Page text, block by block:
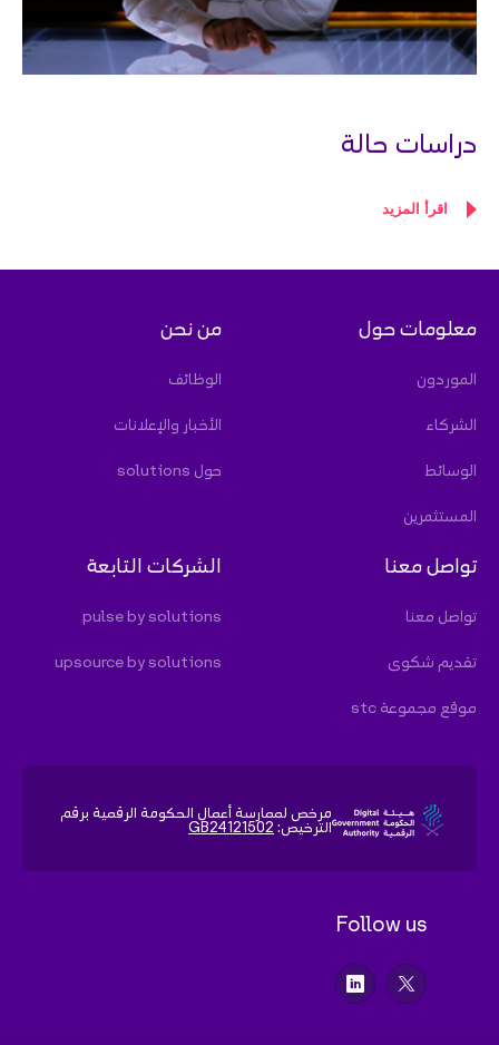
دراسات حالة
اقرأ المزيد
مرخص لممارسة أعمال الحكومة الرقمية برقم
الترخيص: GB24121502
Follow us